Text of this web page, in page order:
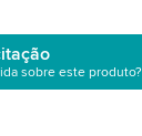
sobre este produto?